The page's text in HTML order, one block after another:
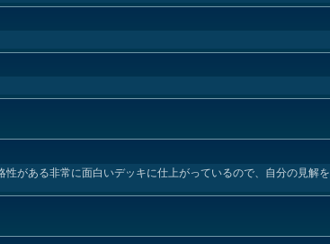
がある非常に面白いデッキに仕上がっているので、自分の見解を